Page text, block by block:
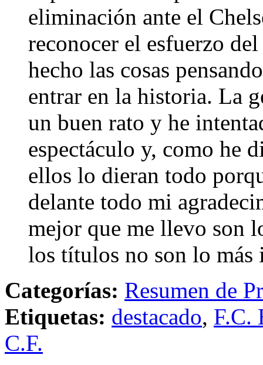
eliminación ante el
reconocer el esfuerzo
hecho las cosas
entrar en la historia. La
un buen rato y he
espectáculo y, como he
ellos lo dieran todo
delante todo mi
mejor que me llevo son
los títulos no son lo
Categorías: Resumen de
Etiquetas: destacado, F.C.
C.F.